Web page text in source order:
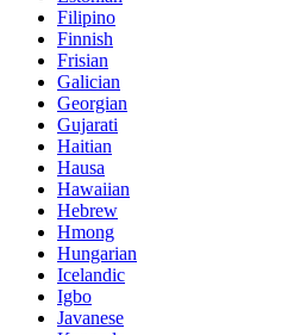
Filipino
Finnish
Frisian
Galician
Georgian
Gujarati
Haitian
Hausa
Hawaiian
Hebrew
Hmong
Hungarian
Icelandic
Igbo
Javanese